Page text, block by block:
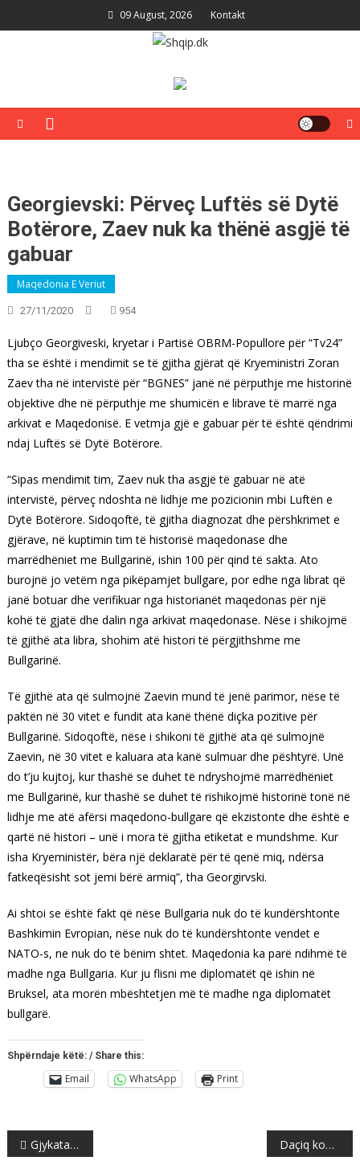
to
09 August, 2026 Kontakt
Georgievski: Përveç Luftës së Dytë
Botërore, Zaev nuk ka thënë asgjë të
gabuar
Maqedonia E Veriut
27/11/2020 954
Ljubço Georgiveski, kryetar i Partisë OBRM-Popullore për “Tv24”
tha se është i mendimit se të gjitha gjërat që Kryeministri Zoran
Zaev tha në intervistë për “BGNES” janë në përputhje me historinë
objektive dhe në përputhje me shumicën e librave të marrë nga
arkivat e Maqedonisë. E vetmja gjë e gabuar për të është qëndrimi
ndaj Luftës së Dytë Botërore.
“Sipas mendimit tim, Zaev nuk tha asgjë të gabuar në atë
intervistë, përveç ndoshta në lidhje me pozicionin mbi Luftën e
Dytë Botërore. Sidoqoftë, të gjitha diagnozat dhe përshkrimet e
gjërave, në kuptimin tim të historisë maqedonase dhe
marrëdhëniet me Bullgarinë, ishin 100 për qind të sakta. Ato
burojnë jo vetëm nga pikëpamjet bullgare, por edhe nga librat që
janë botuar dhe verifikuar nga historianët maqedonas për një
kohë të gjatë dhe dalin nga arkivat maqedonase. Nëse i shikojmë
të gjithë ata libra, shohim atë histori të përgjithshme me
Bullgarinë.
Të gjithë ata që sulmojnë Zaevin mund të jenë parimor, nëse të
paktën në 30 vitet e fundit ata kanë thënë diçka pozitive për
Bullgarinë. Sidoqoftë, nëse i shikoni të gjithë ata që sulmojnë
Zaevin, në 30 vitet e kaluara ata kanë sulmuar dhe pështyrë. Unë
do t’ju kujtoj, kur thashë se duhet të ndryshojmë marrëdhëniet
me Bullgarinë, kur thashë se duhet të rishikojmë historinë tonë në
lidhje me atë afërsi maqedono-bullgare që ekzistonte dhe është e
qartë në histori – unë i mora të gjitha etiketat e mundshme. Kur
isha Kryeministër, bëra një deklaratë për të qenë miq, ndërsa
fatkeqësisht sot jemi bërë armiq”, tha Georgirvski.
Ai shtoi se është fakt që nëse Bullgaria nuk do të kundërshtonte
Bashkimin Evropian, nëse nuk do të kundërshtonte vendet e
NATO-s, ne nuk do të bënim shtet. Maqedonia ka parë ndihmë të
madhe nga Bullgaria. Kur ju flisni me diplomatët që ishin në
Bruksel, ata morën mbështetjen më të madhe nga diplomatët
bullgarë.
Shpërndaje këtë: / Share this:
Email WhatsApp Print
Post
navigation
Gjykata Penale “ngrin” pasurinë e pronarit të bankës Eurostandard Trifun Kostovski Daçiq komenton vendosjen e flamurit nga Shaip Kamberi